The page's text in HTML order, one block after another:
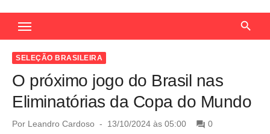
c
SELEÇÃO BRASILEIRA
O próximo jogo do Brasil nas
Eliminatórias da Copa do Mundo
Por Leandro Cardoso
P13/10/2024 às 05:00 0